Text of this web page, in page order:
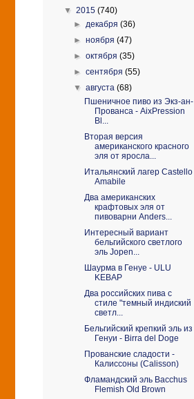
▼ 2015 (740)
► декабря(36)
►ноября(47)
►октября(35)
►сентября(55)
▼августа(68)
Пшеничное пиво из Экз-ан-
Прованса - AixPression
Bl...
Вторая версия
американского красного
эля от яросла...
Итальянский лагер Castello
Amabile
Два американских
крафтовых эля от
пивоварни Anders...
Интересный вариант
бельгийского светлого
эль Jopen...
Шаурма в Генуе - ULU
KEBAP
Два российских пива с
стиле "темный индиский
светл...
Бельгийский крепкий эль из
Генуи - Birra del Doge
Прованские сладости -
Калиссоны (Calisson)
Фламандский эль Bacchus
Flemish Old Brown